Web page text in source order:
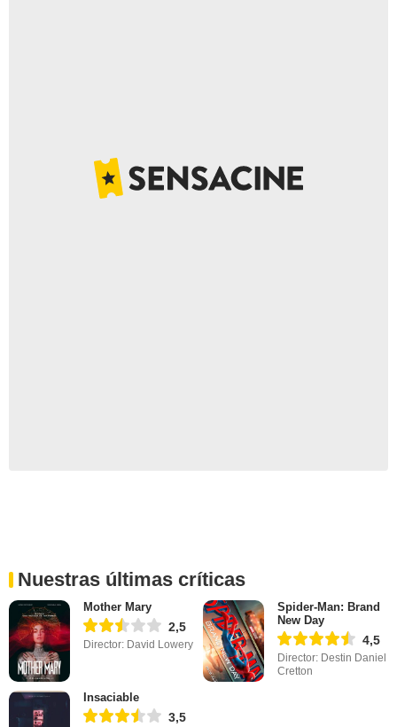
Nuestras últimas críticas
Mother Mary
2,5
Director: David Lowery
Spider-Man: Brand
New Day
4,5
Director: Destin Daniel
Cretton
Insaciable
3,5